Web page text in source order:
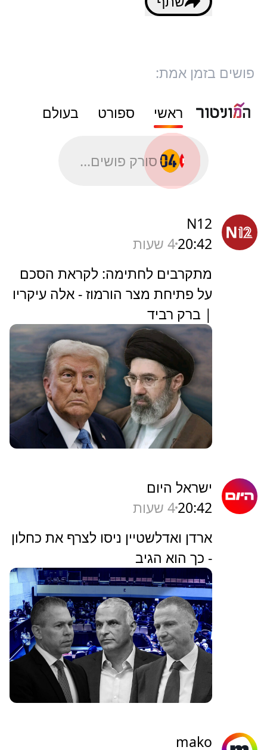
פושים בזמן אמת:
ראשי ספורט בעולם
סורק פושים...
N12
20:424 שעות
מתקרבים לחתימה: לקראת הסכם
על פתיחת מצר הורמוז - אלה עיקריו
| ברק רביד
ישראל היום
20:424 שעות
ארדן ואדלשטיין ניסו לצרף את כחלון
- כך הוא הגיב
mako